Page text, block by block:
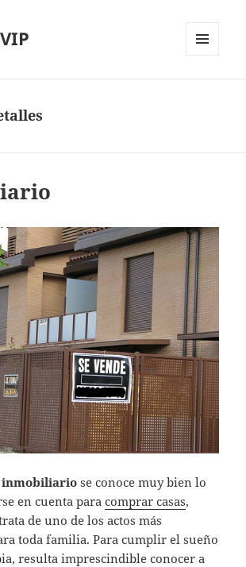
inmobiliario se conoce muy bien lo
en cuenta paracomprar casas,
de uno de los actos más
toda familia. Para cumplir el sueño
resulta imprescindible conocer a